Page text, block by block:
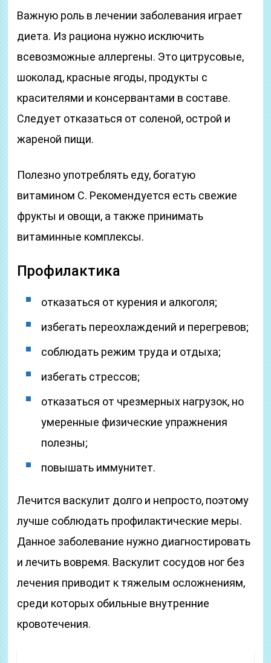
Важную роль в лечении заболевания играет
диета. Из рациона нужно исключить
всевозможные аллергены. Это цитрусовые,
шоколад, красные ягоды, продукты с
красителями и консервантами в составе.
Следует отказаться от соленой, острой и
жареной пищи.
Полезно употреблять еду, богатую
витамином C. Рекомендуется есть свежие
фрукты и овощи, а также принимать
витаминные комплексы.
Профилактика
отказаться от курения и алкоголя;
избегать переохлаждений и перегревов;
соблюдать режим труда и отдыха;
избегать стрессов;
отказаться от чрезмерных нагрузок, но
умеренные физические упражнения
полезны;
повышать иммунитет.
Лечится васкулит долго и непросто, поэтому
лучше соблюдать профилактические меры.
Данное заболевание нужно диагностировать
и лечить вовремя. Васкулит сосудов ног без
лечения приводит к тяжелым осложнениям,
среди которых обильные внутренние
кровотечения.